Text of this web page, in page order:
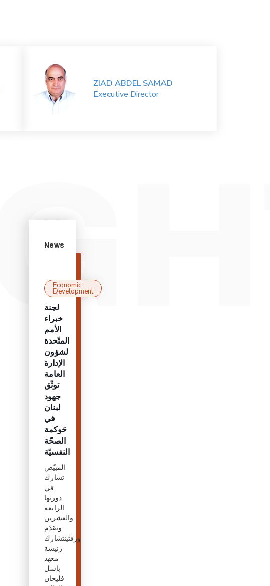
ZIAD ABDEL SAMAD
Executive Director
News
Economic
Development
لجنة
خبراء
الأمم
المتّحدة
لشؤون
الإدارة
العامة
توثّق
جهود
لبنان
في
حَوكمة
الصحّة
النفسيّة
المبيّض
تشارك
في
دورتها
الرابعة
والعشرين
وتقدّم
ورقتينتشارك
رئيسة
معهد
باسل
فليحان